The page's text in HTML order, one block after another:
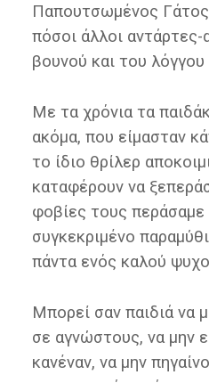
Παπουτσωμένος Γάτος
πόσοι άλλοι
βουνού και του λόγγου
Με τα χρόνια τα
ακόμα, που είμασταν
το ίδιο θρίλερ
καταφέρουν να
φοβίες τους
συγκεκριμένο
πάντα ενός καλού
Μπορεί σαν παιδιά να
σε αγνώστους, να μην
κανέναν, να μην